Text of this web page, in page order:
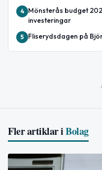
4
Mönsterås budget
investeringar
5 Fliserydsdagen på
Fler artiklar iBolag